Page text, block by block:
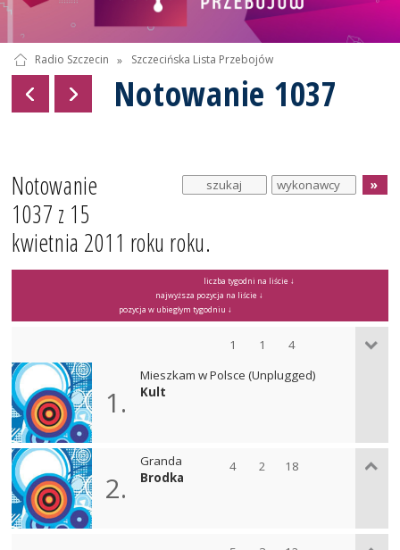
Radio Szczecin » Szczecińska Lista Przebojów
Notowanie 1037
Notowanie
1037 z 15
kwietnia 2011 roku roku.
liczba tygodni na liście ↓
najwyższa pozycja na liście ↓
pozycja w ubiegłym tygodniu ↓
1 1 4
1.
Mieszkam w Polsce (Unplugged)
Kult
4 2 18
2.
Granda
Brodka